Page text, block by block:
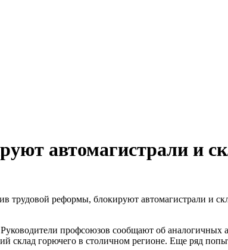
автомагистрали и
реформы, блокируют автомагистрали и
профсоюзов сообщают об аналогичных
склад горючего в столичном регионе. Еще ряд